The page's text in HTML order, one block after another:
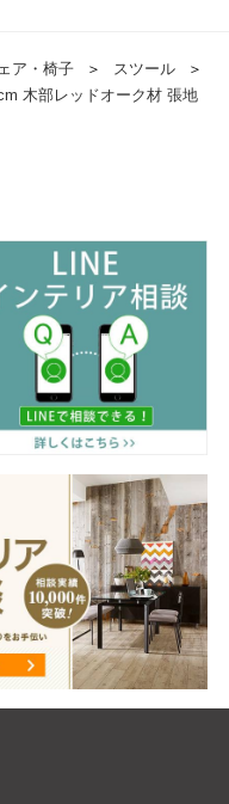
ア・椅子 ＞ スツール
＞
木部レッドオーク材 張地